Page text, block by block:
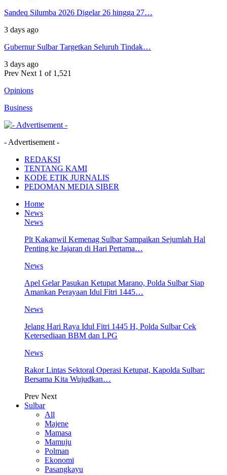
Sandeq Silumba 2026 Digelar 26 hingga 27…
3 days ago
Gubernur Sulbar Targetkan Seluruh Tindak…
3 days ago
Prev Next 1 of 1,521
Opinions
Business
- Advertisement -
REDAKSI
TENTANG KAMI
KODE ETIK JURNALIS
PEDOMAN MEDIA SIBER
Home
News
News
Plt Kakanwil Kemenag Sulbar Sampaikan Sejumlah Hal
Penting ke Jajaran di Hari Pertama…
News
Apel Gelar Pasukan Ketupat Marano, Polda Sulbar Siap
Amankan Perayaan Idul Fitri 1445…
News
Jelang Hari Raya Idul Fitri 1445 H, Polda Sulbar Cek
Ketersediaan BBM dan LPG
News
Rakor Lintas Sektoral Operasi Ketupat, Kapolda Sulbar:
Bersama Kita Wujudkan…
Prev Next
Sulbar
All
Majene
Mamasa
Mamuju
Polman
Ekonomi
Pasangkayu